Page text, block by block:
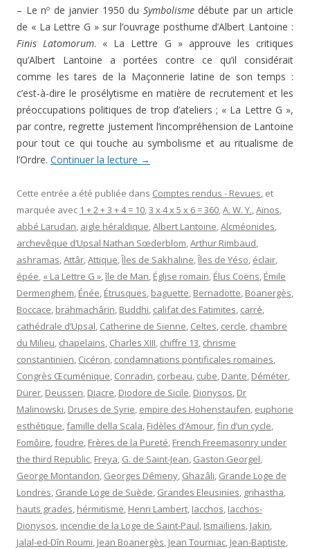
– Le nº de janvier 1950 du Symbolismedébute par un article
de « La Lettre G » sur l’ouvrage posthume d’Albert Lantoine :
Finis Latomorum. « La Lettre G » approuve les critiques
qu’Albert Lantoine a portées contre ce qu’il considérait
comme les tares de la Maçonnerie latine de son temps :
c’est-à-dire le prosélytisme en matière de recrutement et les
préoccupations politiques de trop d’ateliers ; « La Lettre G »,
par contre, regrette justement l’incompréhension de Lantoine
pour tout ce qui touche au symbolisme et au ritualisme de
l’Ordre. Continuer la lecture →
Cette entrée a été publiée dans Comptes rendus - Revues, et
marquée avec 1 + 2 + 3 + 4 = 10,3 x 4 x 5 x 6 = 360,A. W. Y.,Aïnos,
abbé Larudan, aigle héraldique,Albert Lantoine,Alcméonides,
archevêque d’Upsal Nathan Sœderblom,Arthur Rimbaud,
ashramas,Attâr,Attique,Îles de Sakhaline,Îles de Yéso, éclair,
épée, « La Lettre G »,île de Man, Église romain, Élus Coëns, Émile
Dermenghem, Énée, Étrusques, baguette, Bernadotte, Boanergès,
Boccace, brahmachârin, Buddhi, califat des Fatimites, carré,
cathédrale d’Upsal, Catherine de Sienne, Celtes, cercle, chambre
du Milieu, chapelains, Charles XIII, chiffre 13, chrisme
constantinien, Cicéron, condamnations pontificales romaines,
Congrès Œcuménique, Conradin, corbeau, cube, Dante, Déméter,
Dürer, Deussen, Diacre, Diodore de Sicile, Dionysos, Dr
Malinowski, Druses de Syrie, empire des Hohenstaufen, euphorie
esthétique,famille della Scala, Fidèles d’Amour,fin d’un cycle,
Fomôire,foudre, Frères de la Pureté, French Freemasonry under
the third Republic, Freya, G. de Saint-Jean, Gaston Georgel,
George Montandon, Georges Démeny, Ghazâli, Grande Loge de
Londres, Grande Loge de Suède, Grandes Eleusinies, grihastha,
hauts grades, hérmitisme, Henri Lambert, Iacchos, Iacchos-
Dionysos, incendie de la Loge de Saint-Paul, Ismaïliens, Jakin,
Jalal-ed-Dîn Roumi, Jean Boanergès, Jean Tourniac, Jean-Baptiste,